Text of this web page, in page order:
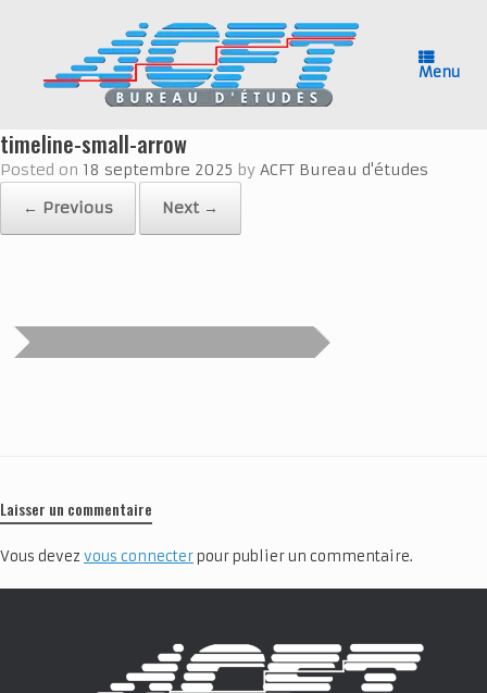
Menu
timeline-small-arrow
Posted on 18 septembre 2025 by ACFT Bureau d'études
← Previous
Next →
Laisser un commentaire
Vous devezvous connecter pour publier un commentaire.